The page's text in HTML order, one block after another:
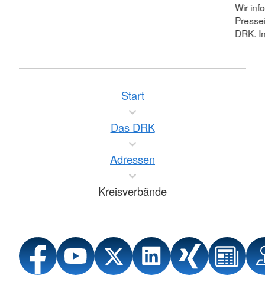
Wir
DRK.
Start
Das DRK
Adressen
Kreisverbände